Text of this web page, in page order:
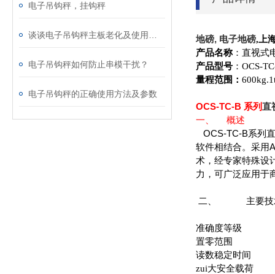
电子吊钩秤，挂钩秤
电子吊钩秤如何防止串模干扰？
电子吊钩秤的正确使用方法及参数
地磅, 电子地磅, 上
产品名称： 直视式
产品型号 ： OCS-
量程范围： 600kg
OCS-TC-B 系列直
一、
概述
OCS-TC-B系列
软件相结合。采用
术，经专家特殊设
力，可广泛应用于
二、 主要
准确度等级
置零范围
读数稳定时间
zui大安全载荷